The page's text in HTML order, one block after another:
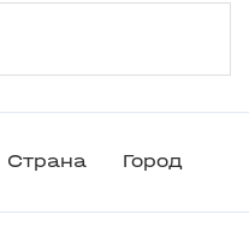
Страна Город